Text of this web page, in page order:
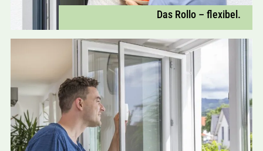
Das Rollo – flexibel.